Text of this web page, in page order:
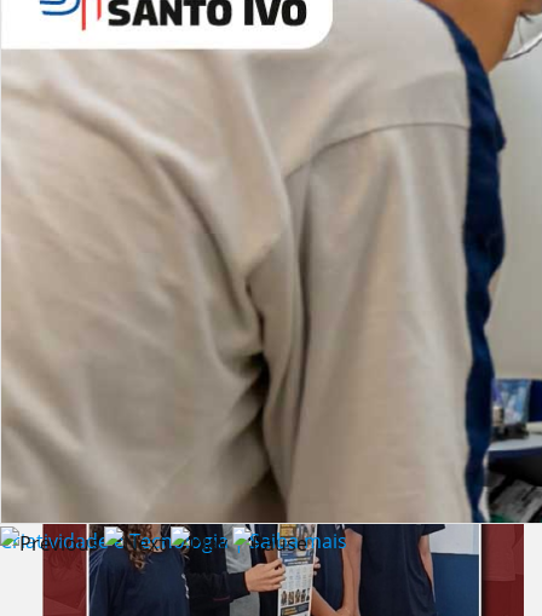
Criatividade e Tecnologia | Saiba mais